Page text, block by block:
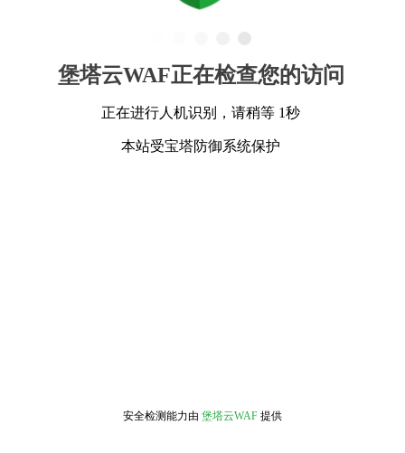
堡塔云WAF正在检查您的访问
正在进行人机识别，请稍等 1秒
本站受宝塔防御系统保护
安全检测能力由 堡塔云WAF 提供